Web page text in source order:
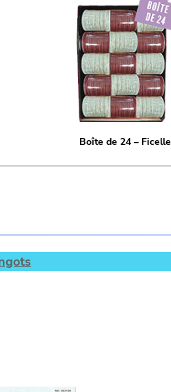
Boîte de 24 – Ficelle